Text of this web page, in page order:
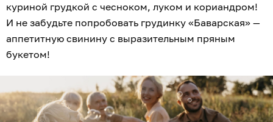
куриной грудкой с чесноком, луком и кориандром!
И не забудьте попробовать грудинку «Баварская» —
аппетитную свинину с выразительным пряным
букетом!